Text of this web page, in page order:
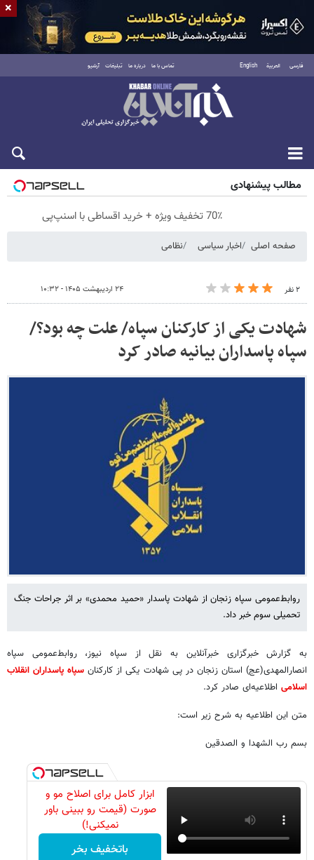
فارسی العربية English تماس با ما درباره ما تبلیغات آرشیو
پنجشنبه ۱۵ مرداد ۱۴۰۵
مطالب پیشنهادی
70٪ تخفیف ویژه + خرید اقساطی با اسنپ‌پی
صفحه اصلی اخبار سیاسی نظامی
۲ نفر ۲۴ اردیبهشت ۱۴۰۵ - ۱۰:۳۲
شهادت یکی از کارکنان سپاه/ علت چه بود؟/
سپاه پاسداران بیانیه صادر کرد
روابط‌عمومی سپاه زنجان از شهادت پاسدار «حمید محمدی» بر اثر جراحات جنگ
تحمیلی سوم خبر داد.
به گزارش خبرگزاری خبرآنلاین به نقل از سپاه نیوز، روابط‌عمومی سپاه
انصارالمهدی(عج) استان زنجان در پی شهادت یکی از کارکنانسپاه پاسداران انقلاب
اسلامی اطلاعیه‌ای صادر کرد.
متن این اطلاعیه به شرح زیر است:
بسم رب الشهدا و الصدقین
ابزار کامل برای اصلاح مو و
صورت (قیمت رو ببینی باور
نمیکنی!)
باتخفیف بخر
×